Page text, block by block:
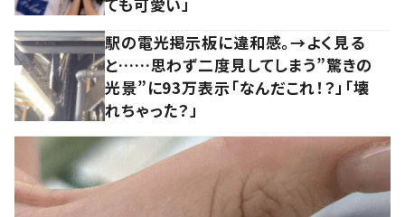
駅の電光掲示板に違和感。→よく見る
と……思わず二度見してしまう”驚きの
光景”に93万表示「なんだこれ！？」「壊
れちゃった？」